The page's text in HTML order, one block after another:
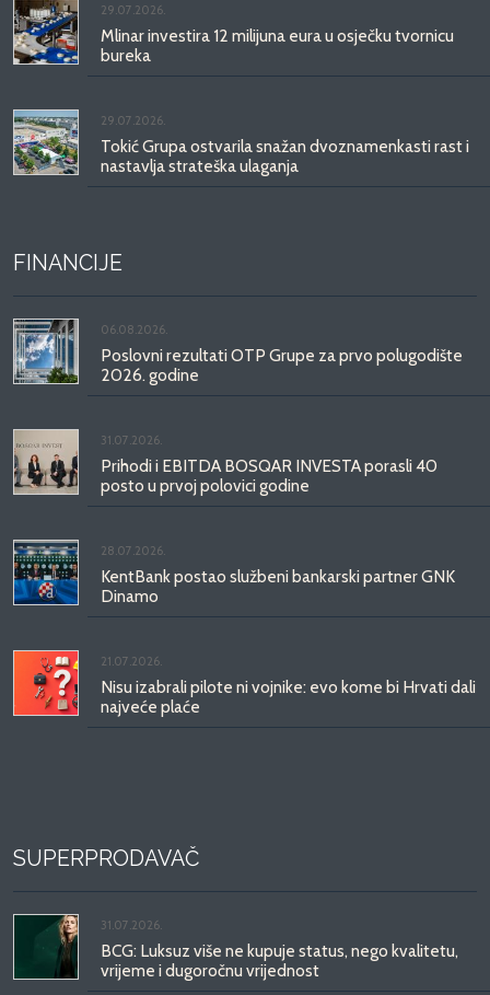
29.07.2026.
Mlinar investira 12 milijuna eura u osječku tvornicu
bureka
29.07.2026.
Tokić Grupa ostvarila snažan dvoznamenkasti rast i
nastavlja strateška ulaganja
FINANCIJE
06.08.2026.
Poslovni rezultati OTP Grupe za prvo polugodište
2026. godine
31.07.2026.
Prihodi i EBITDA BOSQAR INVESTA porasli 40
posto u prvoj polovici godine
28.07.2026.
KentBank postao službeni bankarski partner GNK
Dinamo
21.07.2026.
Nisu izabrali pilote ni vojnike: evo kome bi Hrvati dali
najveće plaće
SUPERPRODAVAČ
31.07.2026.
BCG: Luksuz više ne kupuje status, nego kvalitetu,
vrijeme i dugoročnu vrijednost